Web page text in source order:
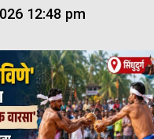
12:48 pm